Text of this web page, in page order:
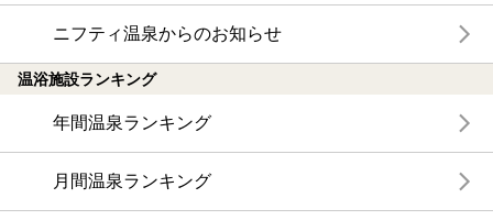
ニフティ温泉からのお知らせ
温浴施設ランキング
年間温泉ランキング
月間温泉ランキング